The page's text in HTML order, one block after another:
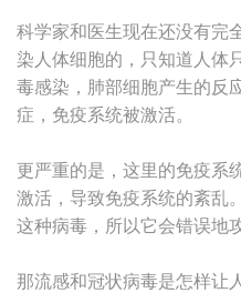
科学家和医生现在还没有完
染人体细胞的，只知道人体
毒感染，肺部细胞产生的反
症，免疫系统被激活。
更严重的是，这里的免疫系
激活，导致免疫系统的紊乱
这种病毒，所以它会错误地
那流感和冠状病毒是怎样让